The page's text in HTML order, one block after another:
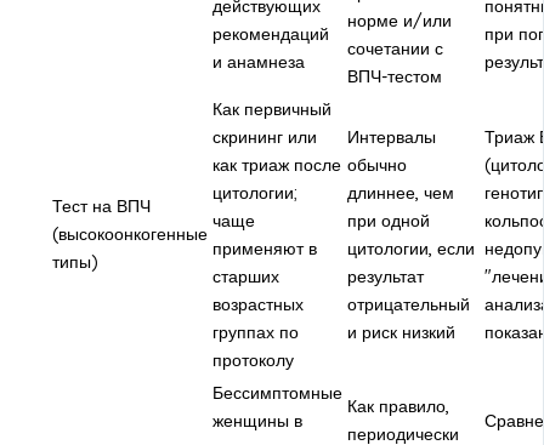
действующих
рекомендаций
и анамнеза
норме и/или
сочетании с
ВПЧ-тестом
при
Тест на ВПЧ
(высокоонкогенные
типы)
Как первичный
скрининг или
как триаж после
цитологии;
чаще
применяют в
старших
возрастных
группах по
протоколу
Интервалы
обычно
длиннее, чем
при одной
цитологии, если
результат
отрицательный
и риск низкий
Триаж
Бессимптомные
женщины в
Как правило,
периодически